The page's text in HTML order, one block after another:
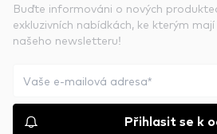
Buďte informováni o nových
exkluzivních nabídkách, ke kterým
našeho newsletteru!
Přihlasit se k